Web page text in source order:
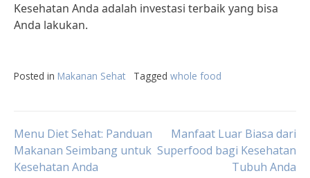
Kesehatan Anda adalah investasi terbaik yang bisa
Anda lakukan.
Posted in Makanan Sehat Tagged whole food
Post
Menu Diet Sehat: Panduan
Makanan Seimbang untuk
Kesehatan Anda
Manfaat Luar Biasa dari
Superfood bagi Kesehatan
Tubuh Anda